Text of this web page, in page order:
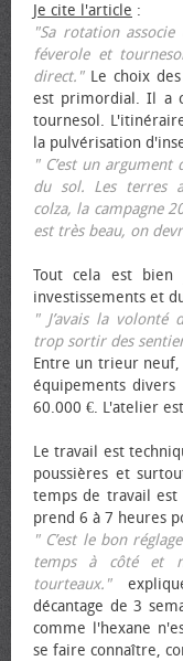
Je cite l'article :
"Sa rotation
féverole et
direct."Le choix
est primordial. Il a
tournesol.
la pulvérisation
" C’est un argument
du sol. Les terres
colza, la campagne
est très beau, on
Tout cela est bien
investissements et
" J’avais la volonté
trop sortir des
Entre un trieur neuf,
équipements
60.000 €. L'atelier
Le travail est
poussières et
temps de travail
prend 6 à 7 heures
" C’est le bon
temps à côté et
tourteaux."
décantage de 3
comme l'hexane
se faire connaître,